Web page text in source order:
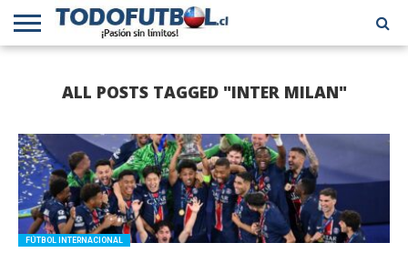
CHILENA
EN EL
MUNDO
INTERNACIONAL
ALL POSTS TAGGED "INTER MILAN"
FÚTBOL INTERNACIONAL